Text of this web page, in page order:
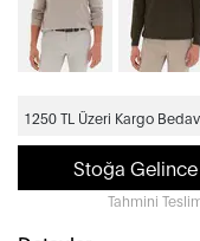
1250 TL Üzeri Kargo
Stoğa
Tahmini